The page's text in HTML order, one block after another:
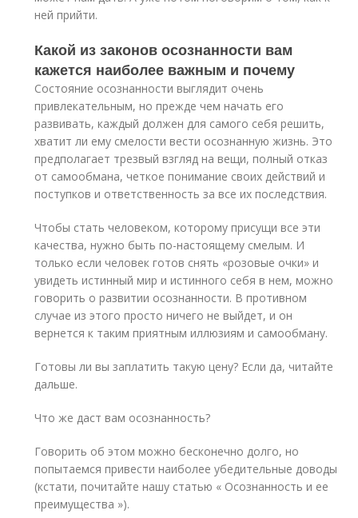
ней прийти.
Какой из законов осознанности вам
кажется наиболее важным и почему
Состояние осознанности выглядит очень
привлекательным, но прежде чем начать его
развивать, каждый должен для самого себя решить,
хватит ли ему смелости вести осознанную жизнь. Это
предполагает трезвый взгляд на вещи, полный отказ
от самообмана, четкое понимание своих действий и
поступков и ответственность за все их последствия.
Чтобы стать человеком, которому присущи все эти
качества, нужно быть по-настоящему смелым. И
только если человек готов снять «розовые очки» и
увидеть истинный мир и истинного себя в нем, можно
говорить о развитии осознанности. В противном
случае из этого просто ничего не выйдет, и он
вернется к таким приятным иллюзиям и самообману.
Готовы ли вы заплатить такую цену? Если да, читайте
дальше.
Что же даст вам осознанность?
Говорить об этом можно бесконечно долго, но
попытаемся привести наиболее убедительные доводы
(кстати, почитайте нашу статью « Осознанность и ее
преимущества »).